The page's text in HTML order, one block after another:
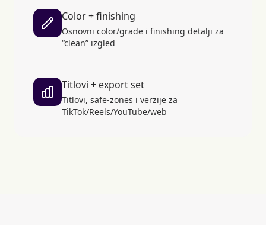
Color + finishing
Osnovni color/grade i finishing detalji za
“clean” izgled
Titlovi + export set
Titlovi, safe-zones i verzije za
TikTok/Reels/YouTube/web